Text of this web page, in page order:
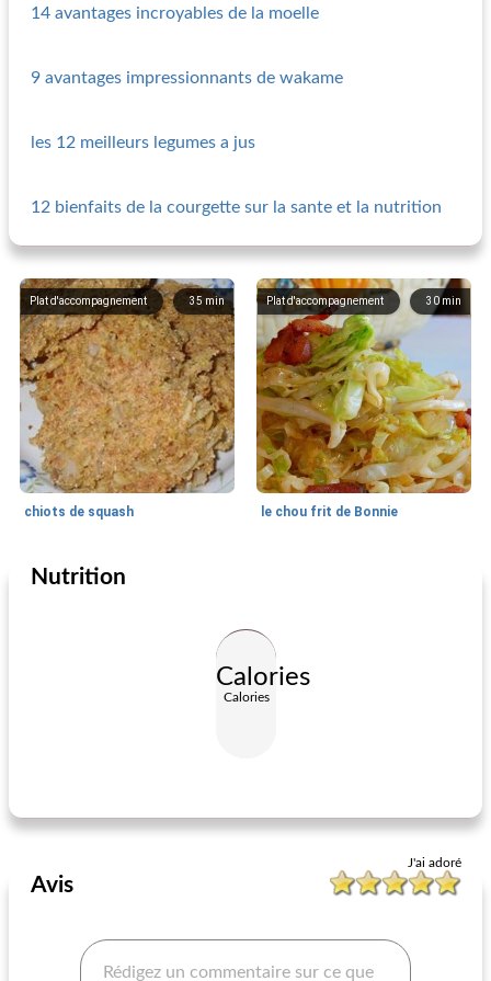
14 avantages incroyables de la moelle
9 avantages impressionnants de wakame
les 12 meilleurs legumes a jus
12 bienfaits de la courgette sur la sante et la nutrition
35 min
Plat d'accompagnement
chiots de squash
30min
Plat d'accompagnement
le chou frit de Bonnie
Plat d'accompagnement
Nutrition
Calories
Calories
J'ai adoré
Avis